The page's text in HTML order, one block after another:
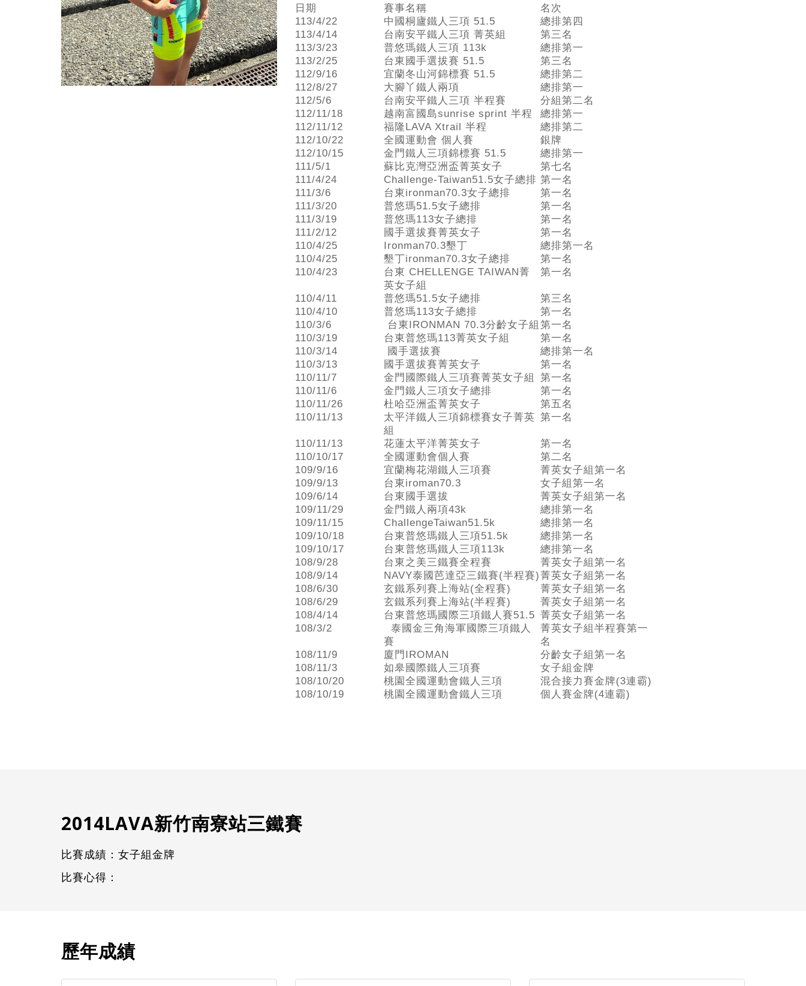
日期 賽事名稱
名次
113/4/22
中國桐廬鐵人三項 51.5
總排第四
113/4/14
台南安平鐵人三項 菁英組
第三名
113/3/23
普悠瑪鐵人三項 113k
總排第一
113/2/25
台東國手選拔賽 51.5
第三名
112/9/16
宜蘭冬山河錦標賽 51.5
總排第二
112/8/27
大腳丫鐵人兩項
總排第一
112/5/6
台南安平鐵人三項 半程賽
分組第二名
112/11/18
越南富國島sunrise sprint 半程
總排第一
112/11/12
福隆LAVA Xtrail 半程
總排第二
112/10/22
全國運動會 個人賽
銀牌
112/10/15
金門鐵人三項錦標賽 51.5
總排第一
111/5/1
蘇比克灣亞洲盃菁英女子
第七名
111/4/24
Challenge-Taiwan51.5女子總排 第一名
111/3/6
台東ironman70.3女子總排
第一名
111/3/20
普悠瑪51.5女子總排
第一名
111/3/19
普悠瑪113女子總排
第一名
111/2/12
國手選拔賽菁英女子
第一名
110/4/25
Ironman70.3墾丁
總排第一名
110/4/25
墾丁ironman70.3女子總排
第一名
110/4/23
台東 CHELLENGE TAIWAN菁
英女子組
第一名
110/4/11 普悠瑪51.5女子總排
第三名
110/4/10
普悠瑪113女子總排
第一名
110/3/6
台東IRONMAN 70.3分齡女子組 第一名
110/3/19
台東普悠瑪113菁英女子組
第一名
110/3/14
國手選拔賽
總排第一名
110/3/13
國手選拔賽菁英女子
第一名
110/11/7
金門國際鐵人三項賽菁英女子組
第一名
110/11/6
金門鐵人三項女子總排
第一名
110/11/26
杜哈亞洲盃菁英女子
第五名
110/11/13
太平洋鐵人三項錦標賽女子菁英
組
第一名
110/11/13 花蓮太平洋菁英女子
第一名
110/10/17
全國運動會個人賽
第二名
109/9/16
宜蘭梅花湖鐵人三項賽
菁英女子組第一名
109/9/13
台東iroman70.3
女子組第一名
109/6/14
台東國手選拔
菁英女子組第一名
109/11/29
金門鐵人兩項43k
總排第一名
109/11/15
ChallengeTaiwan51.5k
總排第一名
109/10/18
台東普悠瑪鐵人三項51.5k
總排第一名
109/10/17
台東普悠瑪鐵人三項113k
總排第一名
108/9/28
台東之美三鐵賽全程賽
菁英女子組第一名
108/9/14
NAVY泰國芭達亞三鐵賽(半程賽)菁英女子組第一名
108/6/30
玄鐵系列賽上海站(全程賽)
菁英女子組第一名
108/6/29
玄鐵系列賽上海站(半程賽)
菁英女子組第一名
108/4/14
台東普悠瑪國際三項鐵人賽51.5 菁英女子組第一名
108/3/2
泰國金三角海軍國際三項鐵人
賽
菁英女子組半程賽第一
名
108/11/9
廈門IROMAN
分齡女子組第一名
108/11/3
如皋國際鐵人三項賽
女子組金牌
108/10/20 桃園全國運動會鐵人三項
混合接力賽金牌(3連霸)
108/10/19
桃園全國運動會鐵人三項 個人賽金牌(4連霸)
2014LAVA新竹南寮站三鐵賽
比賽成績：女子組金牌
比賽心得：
歷年成績